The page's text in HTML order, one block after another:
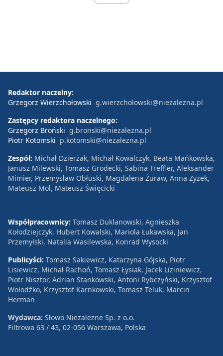
Redaktor naczelny:
Grzegorz Wierzchołowski g.wierzcholowski@niezalezna.pl
Zastępcy redaktora naczelnego:
Grzegorz Broński g.bronski@niezalezna.pl
Piotr Kotomski p.kotomski@niezalezna.pl
Zespół: Michał Dzierżak, Michał Kowalczyk, Beata Mańkowska,
Janusz Milewski, Tomasz Grodecki, Sabina Treffler, Aleksander
Mimier, Przemysław Obłuski, Magdalena Żuraw, Anna Zyzek,
Mateusz Mol, Mateusz Święcicki
Współpracownicy: Tomasz Duklanowski, Agnieszka
Kołodziejczyk, Hubert Kowalski, Mariola Łukawska, Jan
Przemyłski, Natalia Wasilewska, Konrad Wysocki
Publicyści: Tomasz Sakiewicz, Katarzyna Gójska, Piotr
Lisiewicz, Michał Rachoń, Tomasz Łysiak, Jacek Liziniewicz,
Piotr Nisztor, Adrian Stankowski, Antoni Rybczyński, Krzysztof
Wołodźko, Krzysztof Karnkowski, Tomasz Teluk, Marcin
Herman
Wydawca: Słowo Niezależne Sp. z o.o.
Filtrowa 63 / 43, 02-056 Warszawa, Polska